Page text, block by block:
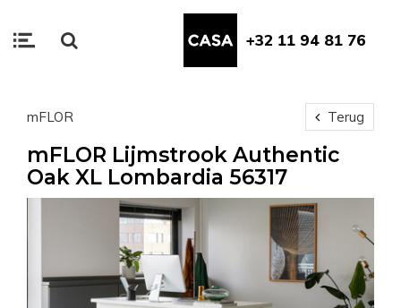
+32 11 94 81 76
mFLOR Terug
mFLOR Lijmstrook Authentic
Oak XL Lombardia 56317